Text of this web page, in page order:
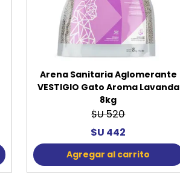
Arena Sanitaria Aglomerante
VESTIGIO Gato Aroma Lavanda
8kg
$U 520
$U 442
Agregar al carrito